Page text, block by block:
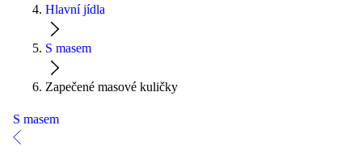
Hlavní jídla
S masem
Zapečené masové kuličky
S masem